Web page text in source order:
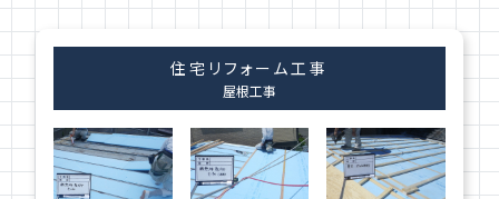
住宅リフォーム工事
屋根工事